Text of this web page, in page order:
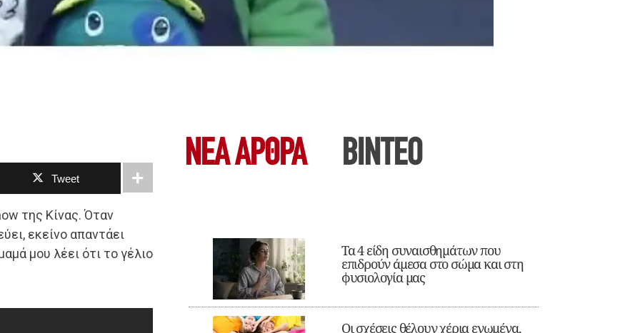
Tweet
της Κίνας. Όταν
εκείνο απαντάει
μου λέει ότι το γέλιο
ΝΕΑ ΆΡΘΡΑ ΒΙΝΤΕΟ
Τα 4 είδη συναισθημάτων που
επιδρούν άμεσα στο σώμα και στη
φυσιολογία μας
Οι σχέσεις θέλουν χέρια ενωμένα,